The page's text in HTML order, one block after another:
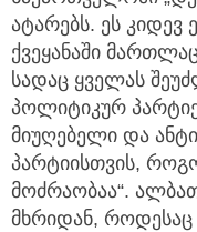
ატარებს. ეს კიდევ
ქვეყანაში
სადაც ყველას
პოლიტიკურ
მიუღებელი და
პარტიისთვის,
მოძრაობაა“.
მხრიდან, როდესაც